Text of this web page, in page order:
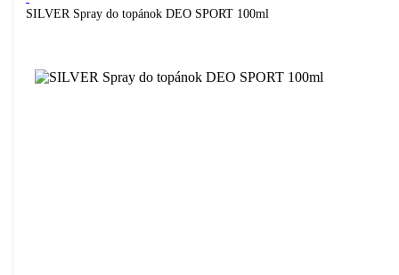
SILVER Spray do topánok DEO SPORT 100ml